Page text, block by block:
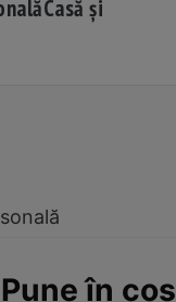
Casă și
în